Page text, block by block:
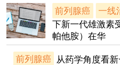
前列腺癌 一线
下新一代雄激素
帕他胺）在华
前列腺癌
从药学角度看